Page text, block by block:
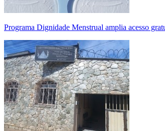
Programa Dignidade Menstrual amplia acesso